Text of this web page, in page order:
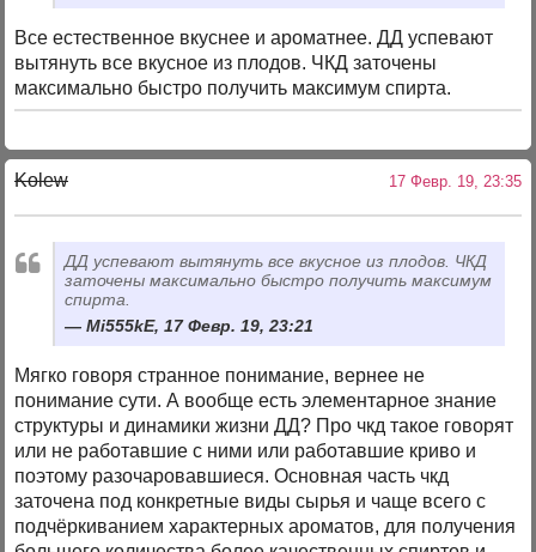
Все естественное вкуснее и ароматнее. ДД успевают
вытянуть все вкусное из плодов. ЧКД заточены
максимально быстро получить максимум спирта.
Kolew 17 Февр. 19, 23:35
ДД успевают вытянуть все вкусное из плодов. ЧКД
заточены максимально быстро получить максимум
спирта.
Mi555kE, 17 Февр. 19, 23:21
Мягко говоря странное понимание, вернее не
понимание сути. А вообще есть элементарное знание
структуры и динамики жизни ДД? Про чкд такое говорят
или не работавшие с ними или работавшие криво и
поэтому разочаровавшиеся. Основная часть чкд
заточена под конкретные виды сырья и чаще всего с
подчёркиванием характерных ароматов, для получения